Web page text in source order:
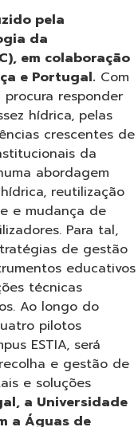
pela
da
em colaboração
e Portugal. Com
procura responder
hídrica, pelas
crescentes de
da
abordagem
reutilização
e mudança de
Para tal,
de gestão
educativos
técnicas
Ao longo do
pilotos
ESTIA, será
e gestão de
e soluções
a Universidade
a Águas de